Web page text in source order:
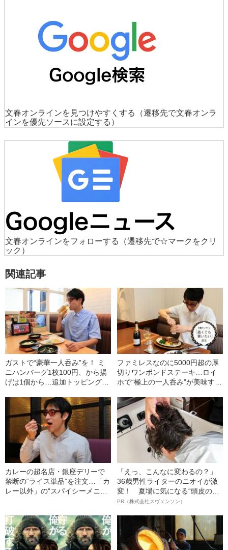
文春オンラインを見つけやすくする
（遷移先で文春オンラ
インを優先ソースに設定する）
文春オンラインをフォローする
（遷移先で☆マークをクリ
ック）
関連記事
ガストで“豪華一人呑み”を！ ミ
ニハンバーグ1枚100円、から揚
げは1個から…追加トッピング、
まくってみた
ファミレスなのに5000円超の厚
切りワンポンドステーキ…ロイ
ホで“極上の一人呑み”が美味すぎ
カレーの超名店・銀座デリーで
禁断の“ライス単品”を注文…「カ
レー以外」の“スパイシーメニュ
「えっ、こんなに変わるの？」
36歳男性ライターのニオイが激
変！ 夏場に気になる“頭皮のニ
オイ”や“ベタつき”を解消す
ト”が生み出した徹底ケアとは
PR（株式会社スヴェンソン）